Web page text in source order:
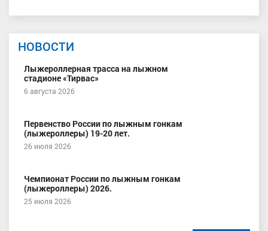
НОВОСТИ
Лыжероллерная трасса на лыжном
стадионе «Тирвас»
6 августа 2026
Первенство России по лыжным гонкам
(лыжероллеры) 19-20 лет.
26 июля 2026
Чемпионат России по лыжным гонкам
(лыжероллеры) 2026.
25 июля 2026